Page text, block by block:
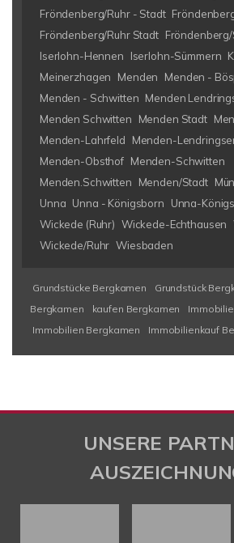
Fröndenberg/Ruhr - Stadt
Fröndenberg/Ruhr Stadt
Iserlohn-Hennen
Iserlohn-Sümmern
Meinerzhagen
Menden
Menden -
Menden - Schwitten Menden
Menden Schwitten
Menden Stadt
Menden-Lahrfeld
Menden-
Menden-Obsthof Menden-Schwitten
Menden.Schwitten
Menden/Stadt
Unna Unna - Königsborn Unna-
Wickede (Ruhr) Wickede-Echthausen
Wickede/Ruhr Wiesbaden
Grundstücke Bergkamen Grundstück
Bergkamen
kaufen Bergkamen
Immobilien Bergkamen
Immobilienkauf
UNSERE